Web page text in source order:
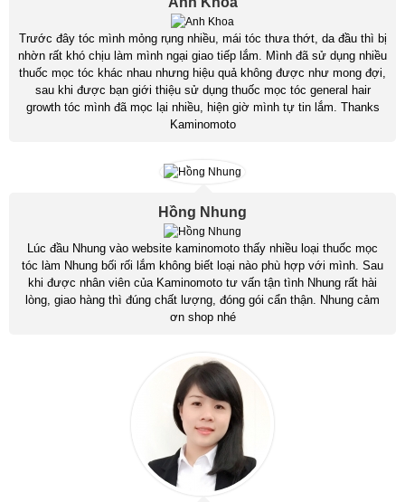
Trước đây tóc mình mỏng rụng nhiều, mái tóc thưa thớt, da đầu thì bị
nhờn rất khó chịu làm mình ngại giao tiếp lắm. Mình đã sử dụng nhiều
thuốc mọc tóc khác nhau nhưng hiệu quả không được như mong đợi,
sau khi được bạn giới thiệu sử dụng thuốc mọc tóc general hair
growth tóc mình đã mọc lại nhiều, hiện giờ mình tự tin lắm. Thanks
Kaminomoto
Hồng Nhung
Lúc đầu Nhung vào website kaminomoto thấy nhiều loại thuốc mọc
tóc làm Nhung bối rối lắm không biết loại nào phù hợp với mình. Sau
khi được nhân viên của Kaminomoto tư vấn tận tình Nhung rất hài
lòng, giao hàng thì đúng chất lượng, đóng gói cẩn thận. Nhung cảm
ơn shop nhé